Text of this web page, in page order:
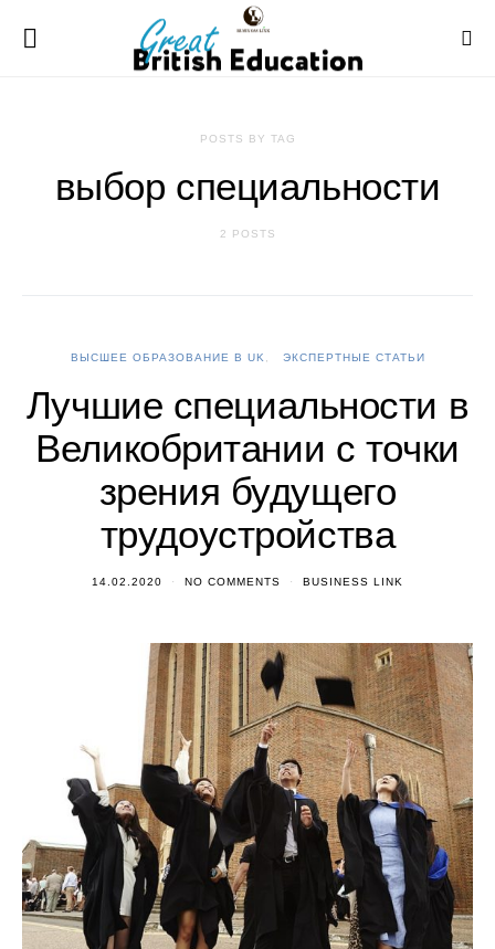
POSTS BY TAG
выбор специальности
2 POSTS
ВЫСШЕЕ ОБРАЗОВАНИЕ В UK ЭКСПЕРТНЫЕ СТАТЬИ
Лучшие специальности в
Великобритании с точки
зрения будущего
трудоустройства
14.02.2020 NO COMMENTS BUSINESS LINK